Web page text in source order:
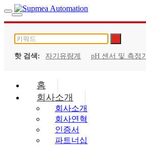
핫 검색: 자기유량계 pH 센서 및 측정기
홈
회사소개
회사소개
회사연혁
인증서
파트너십